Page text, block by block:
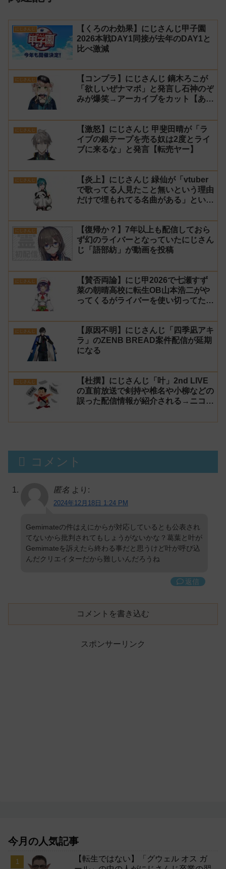
にじさんじ
【くろのわ効果】にじさんじ甲子園
2026本戦DAY1同接が去年のDAY1と
比べ激減
にじさんじ
【コンプラ】にじさんじ 鏑木ろこが
「欲しいぜナマポ」と発言し石神のぞ
みが爆笑→アーカイブをカット【あら
にじさんじ
【激怒】にじさんじ 甲斐田晴が「ラ
イブの銀テープを売る奴は2度とライ
ブに来るな」と発言【転売ヤー】
にじさんじ
【炎上】にじさんじ 緑仙が「vtuber
で歌ってる人見たこと無いという理由
だけで埋もれてる名曲がある」という
にじさんじ
【復帰か？】7年以上も配信しておら
ず幻のライバーとなっていたにじさん
じ「語部紡」が動画を投稿
にじさんじ
【賛否両論】にじ甲2026で七瀬すず
菜の朝晴高校に転生OB山本浩二がや
ってくるがライバーを使い切ってたの
イバーの転生が可能に
にじさんじ
【原因不明】にじさんじ「四季凪アキ
ラ」のZENB BREAD案件配信が延期
になる
にじさんじ
【杜撰】にじさんじ「叶」2nd LIVE
の直前放送で剣持や椎名や小柳などの
誤った配信情報が紹介される→ニコニ
【生成AI?】
コメント
匿名 より:
2024年12月18日 1:24 PM
Gemimateの件はえにからが対応しているとも公表され
てないから批判されてもしょうがないかな？葛葉と叶が
Gemimateを訴えたら終わる事だと思うけど叶が呼び込
んだクリエイターだから難しいんだろうね
返信
コメントを書き込む
スポンサーリンク
今月の人気記事
【転生ではない】「グウェル オス ガ